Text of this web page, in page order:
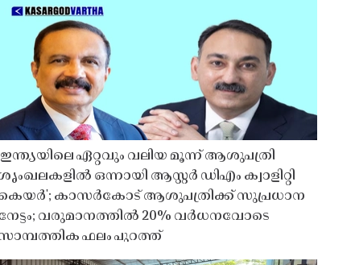
ഏറ്റവും വലിയ മൂന്ന് ആശുപത്രി
ഒന്നായി ആസ്റ്റർ ഡിഎം ക്വാളിറ്റി
കാസർകോട് ആശുപത്രിക്ക് സുപ്രധാന
വരുമാനത്തിൽ 20% വർധനവോടെ
ഫലം പുറത്ത്